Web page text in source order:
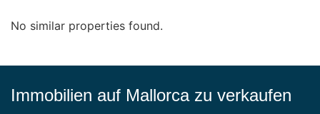
No similar properties found.
Immobilien auf Mallorca zu verkaufen